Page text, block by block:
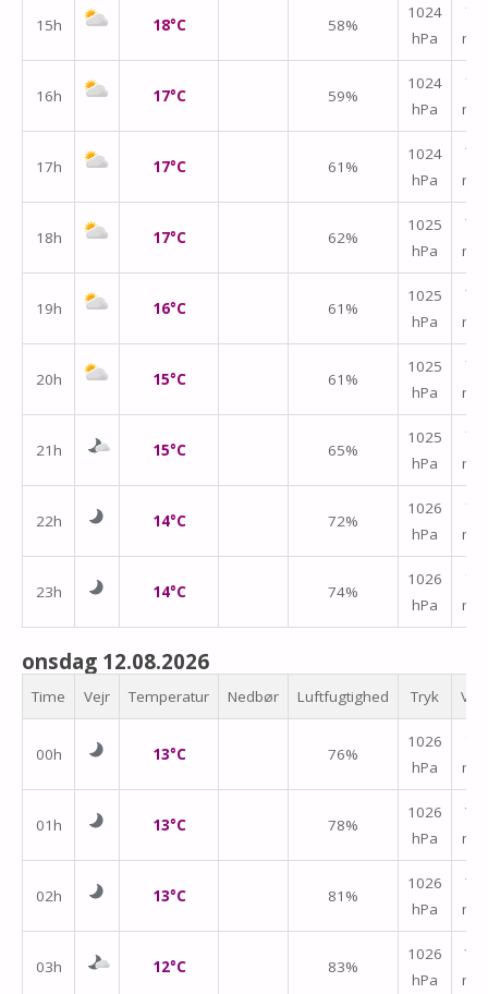
15h 18°C 58%
1024
hPa
↑
m/s
16h 17°C 59%
1024
hPa
↑
m/s
17h 17°C 61%
1024
hPa
↑
m/s
18h 17°C 62%
1025
hPa
↑
m/s
19h 16°C 61%
1025
hPa
↑
m/s
20h 15°C 61%
1025
hPa
↑
m/s
21h 15°C 65%
1025
hPa
↑
m/s
22h 14°C 72%
1026
hPa
↑
m/s
23h 14°C 74%
1026
hPa
↑
m/s
onsdag 12.08.2026
Time Vejr Temperatur Nedbør Luftfugtighed Tryk
00h 13°C 76%
1026
hPa
↑
m/s
01h 13°C 78%
1026
hPa
↑
m/s
02h 13°C 81%
1026
hPa
↑
m/s
03h 12°C 83%
1026
hPa
↑
m/s